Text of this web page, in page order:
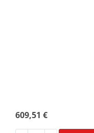
609,51 €